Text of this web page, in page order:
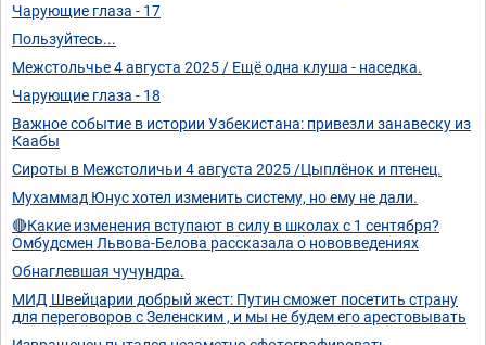
Чарующие глаза - 17
Пользуйтесь...
Межстольчье 4 августа 2025 / Ещё одна клуша - наседка.
Чарующие глаза - 18
Важное событие в истории Узбекистана: привезли занавеску из
Каабы
Сироты в Межстоличьи 4 августа 2025 /Цыплёнок и птенец.
Мухаммад Юнус хотел изменить систему, но ему не дали.
🔴Какие изменения вступают в силу в школах с 1 сентября?
Омбудсмен Львова-Белова рассказала о нововведениях
Обнаглевшая чучундра.
МИД Швейцарии добрый жест: Путин сможет посетить страну
для переговоров с Зеленским , и мы не будем его арестовывать